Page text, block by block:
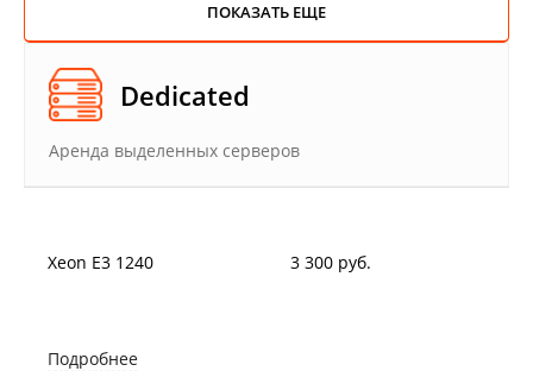
ПОКАЗАТЬ ЕЩЕ
Dedicated
Аренда выделенных серверов
Xeon E3 1240 3 300 руб.
Подробнее